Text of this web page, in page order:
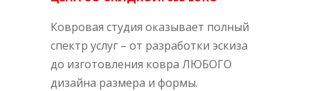
Ковровая студия оказывает полный
спектр услуг – от разработки эскиза
до изготовления ковра ЛЮБОГО
дизайна размера и формы.